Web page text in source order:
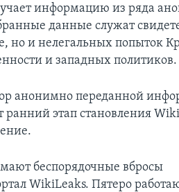
информацию из ряда
данные служат
но и нелегальных попыток
и западных политиков.
анонимно переданной
этап становления
беспорядочные вбросы
WikiLeaks. Пятеро